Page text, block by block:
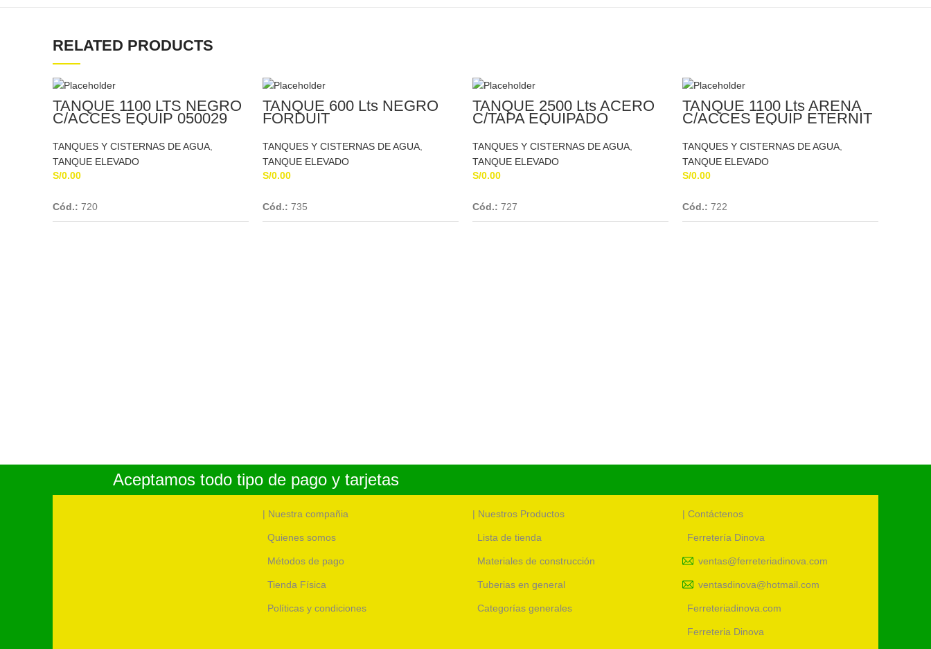
RELATED PRODUCTS
TANQUE 1100 LTS NEGRO
C/ACCES EQUIP 050029
TANQUES Y CISTERNAS DE AGUA
TANQUE ELEVADO
S/0.00
Cód.: 720
TANQUE 600 Lts NEGRO
FORDUIT
TANQUES Y CISTERNAS DE AGUA
TANQUE ELEVADO
S/0.00
Cód.: 735
TANQUE 2500 Lts ACERO
C/TAPA EQUIPADO
TANQUES Y CISTERNAS DE AGUA
TANQUE ELEVADO
S/0.00
Cód.: 727
TANQUE 1100 Lts ARENA
C/ACCES EQUIP ETERNIT
TANQUES Y CISTERNAS DE AGUA
TANQUE ELEVADO
S/0.00
Cód.: 722
Aceptamos todo tipo de pago y tarjetas
| Nuestra compañia
Quienes somos
Métodos de pago
Tienda Física
Políticas y condiciones
| Nuestros Productos
Lista de tienda
Materiales de construcción
Tuberias en general
Categorías generales
| Contáctenos
Ferretería Dinova
ventas@ferreteriadinova.com
ventasdinova@hotmail.com
Ferreteriadinova.com
Ferreteria Dinova